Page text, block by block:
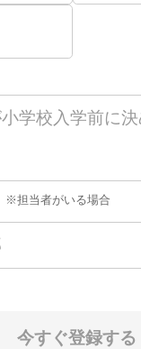
※担当者がいる場合
今すぐ登録する